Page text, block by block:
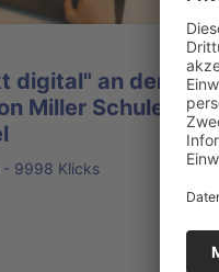
digital" an der
Miller Schule
- 9998 Klicks